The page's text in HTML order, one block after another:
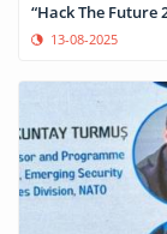
“Hack The
13-08-2025